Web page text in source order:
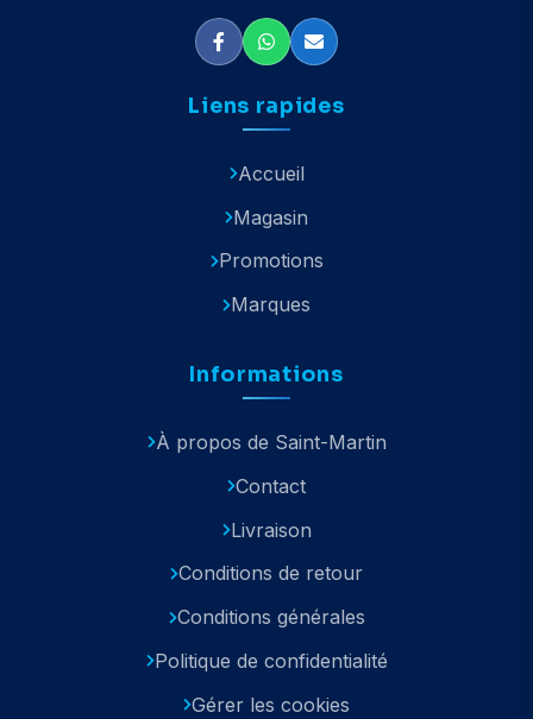
Liens rapides
Accueil
Magasin
Promotions
Marques
Informations
À propos de Saint-Martin
Contact
Livraison
Conditions de retour
Conditions générales
Politique de confidentialité
Gérer les cookies